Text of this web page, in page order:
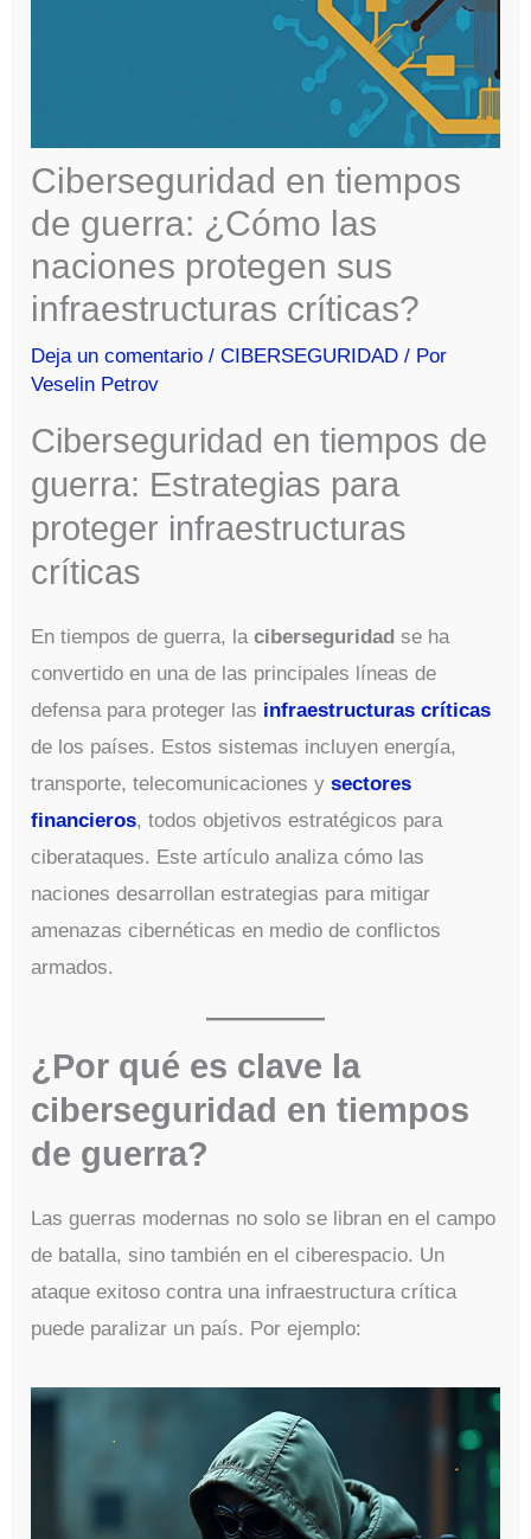
Ciberseguridad en tiempos
de guerra: ¿Cómo las
naciones protegen sus
infraestructuras críticas?
Deja un comentario /CIBERSEGURIDAD / Por
Veselin Petrov
Ciberseguridad en tiempos de
guerra: Estrategias para
proteger infraestructuras
críticas
En tiempos de guerra, laciberseguridad se ha
convertido en una de las principales líneas de
defensa para proteger las infraestructuras críticas
de los países. Estos sistemas incluyen energía,
transporte, telecomunicaciones ysectores
financieros, todos objetivos estratégicos para
ciberataques. Este artículo analiza cómo las
naciones desarrollan estrategias para mitigar
amenazas cibernéticas en medio de conflictos
armados.
¿Por qué es clave la
ciberseguridad en tiempos
de guerra?
Las guerras modernas no solo se libran en el campo
de batalla, sino también en el ciberespacio. Un
ataque exitoso contra una infraestructura crítica
puede paralizar un país. Por ejemplo: